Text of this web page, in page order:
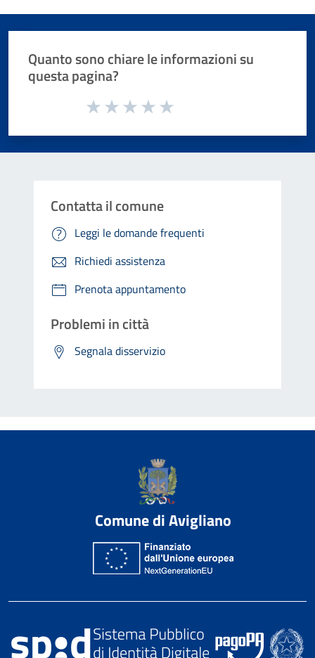
Quanto sono chiare le informazioni su
questa pagina?
Valuta da 1 a 5 stelle la pagina
Contatta il comune
Leggi le domande frequenti
Richiedi assistenza
Prenota appuntamento
Problemi in città
Segnala disservizio
Comune di Avigliano